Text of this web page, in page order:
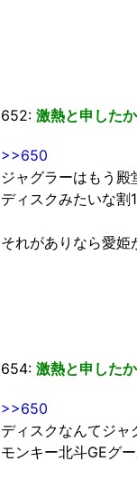
652: 激熱と申したか
>>650
ジャグラーはもう殿
ディスクみたいな割
それがありなら愛姫
654: 激熱と申したか
>>650
ディスクなんてジャ
モンキー北斗GEグ